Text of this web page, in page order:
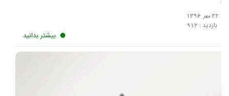
بازدید :912
بیشتر بدانید